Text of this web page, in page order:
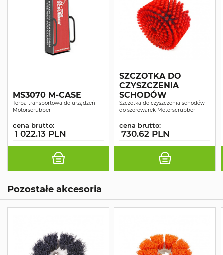
MS3070 M-CASE
Torba transportowa do urządzeń
Motorscrubber
cena brutto:
1 022.13 PLN
SZCZOTKA DO
CZYSZCZENIA
SCHODÓW
Szczotka do czyszczenia schodów
do szorowarek Motorscrubber
cena brutto:
730.62 PLN
Pozostałe akcesoria